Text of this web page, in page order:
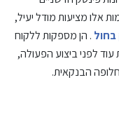
אלו מציעות מודל יעיל,
. הן מספקות ללקוח
לפני ביצוע הפעולה,
הבנקאית.